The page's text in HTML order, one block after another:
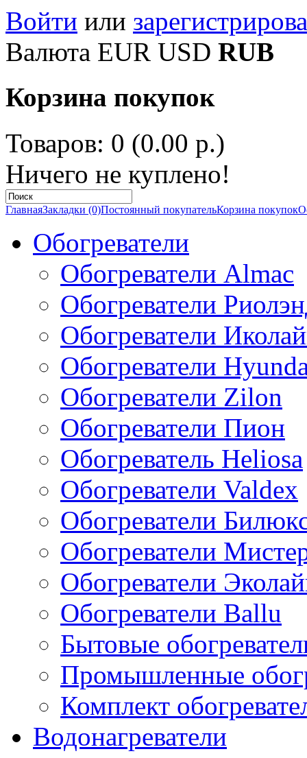
Войти или
Валюта EUR USD RUB
Корзина покупок
Товаров: 0 (0.00 р.)
Ничего не куплено!
ГлавнаяЗакладки (0)Постоянный покупательКорзина покупок
Обогреватели
Обогреватели Almac
Обогреватели
Обогреватели
Обогреватели
Обогреватели Zilon
Обогреватели Пион
Обогреватель Heliosa
Обогреватели Valdex
Обогреватели
Обогреватели
Обогреватели
Обогреватели Ballu
Бытовые
Промышленные
Комплект
Водонагреватели